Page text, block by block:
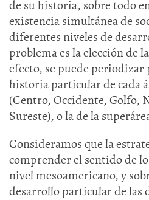
de su historia, sobre todo
existencia simultánea de
diferentes niveles de
problema es la elección de
efecto, se puede periodizar
historia particular de cada
(Centro, Occidente, Golfo,
Sureste), o la de la
Consideramos que la
comprender el sentido de
nivel mesoamericano, y
desarrollo particular de las